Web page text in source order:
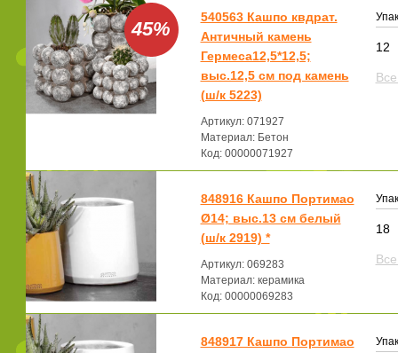
45%
540563 Кашпо квдрат.
Античный камень
Гермеса12,5*12,5;
выс.12,5 см под камень
(ш/к 5223)
Артикул: 071927
Материал: Бетон
Код: 00000071927
12
848916 Кашпо Портимао
Ø14; выс.13 см белый
(ш/к 2919) *
Артикул: 069283
Материал: керамика
Код: 00000069283
18
848917 Кашпо Портимао